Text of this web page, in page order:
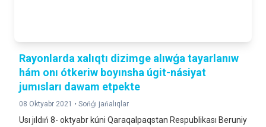
Rayonlarda xalıqtı dizimge alıwǵa tayarlanıw
hám onı ótkeriw boyınsha úgit-násiyat
jumısları dawam etpekte
08 Oktyabr 2021 • Sońǵı jańalıqlar
Usı jıldıń 8- oktyabr kúni Qaraqalpaqstan Respublikası Beruniy